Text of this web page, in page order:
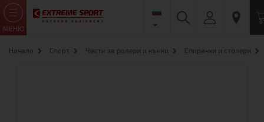
МЕНЮ
Начало Спорт Части за ролери и кънки Спирачки и стопери